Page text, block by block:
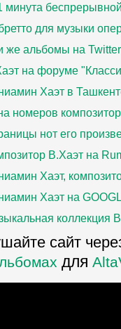
минутa
для музыки
же альбомы нa Twitter
на форуме
Хаэт в
номеров
нот его
В.Хаэт нa
Хаэт,
Хаэт нa
коллекция
сайт
для